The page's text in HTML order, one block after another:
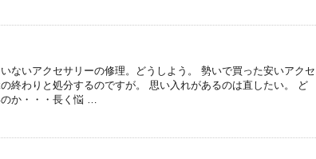
ないアクセサリーの修理。どうしよう。 勢いで買った安いアクセ
終わりと処分するのですが。 思い入れがあるのは直したい。 ど
か・・・長く悩 …